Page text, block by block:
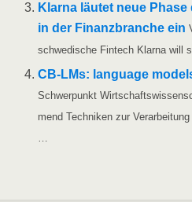
Klar­na läu­tet neue
in der Finanz­bran­che ein
schwe­di­sche Fin­tech Klar­na will
CB-LMs: lan­guage
Schwer­punkt
mend Tech­ni­ken zur